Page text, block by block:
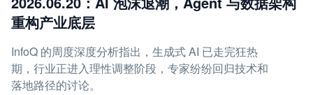
重构产业底层
InfoQ 的周度深度分析指出，生成式 AI 已走完狂热
期，行业正进入理性调整阶段，专家纷纷回归技术和
落地路径的讨论。